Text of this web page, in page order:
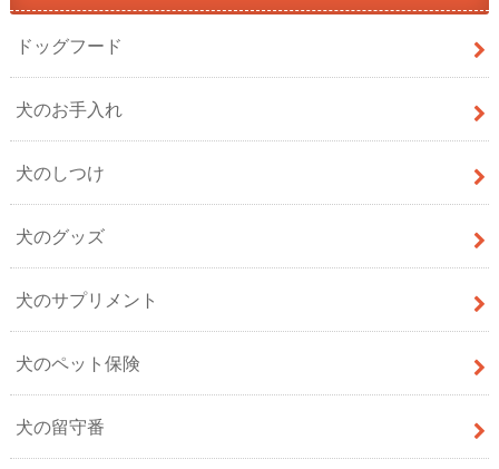
ドッグフード
犬のお手入れ
犬のしつけ
犬のグッズ
犬のサプリメント
犬のペット保険
犬の留守番